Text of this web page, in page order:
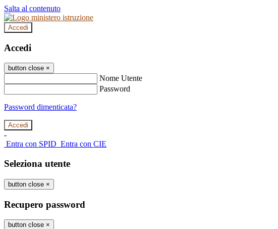
Salta al contenuto
Accedi
Accedi
button close ×
Nome Utente
Password
Password dimenticata?
-
Entra con SPID Entra con CIE
Seleziona utente
button close ×
Recupero password
button close ×